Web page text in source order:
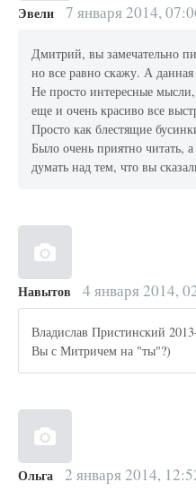
Эвели 7 января 2014,
Дмитрий, вы замечательно
но все равно скажу. А
Не просто интересные
еще и очень красиво все
Просто как блестящие
Было очень приятно читать,
думать над тем, что вы
Навытов 4 января 2014,
Владислав Пристинский
Вы с Митричем на "ты"?)
Ольга 2 января 2014,